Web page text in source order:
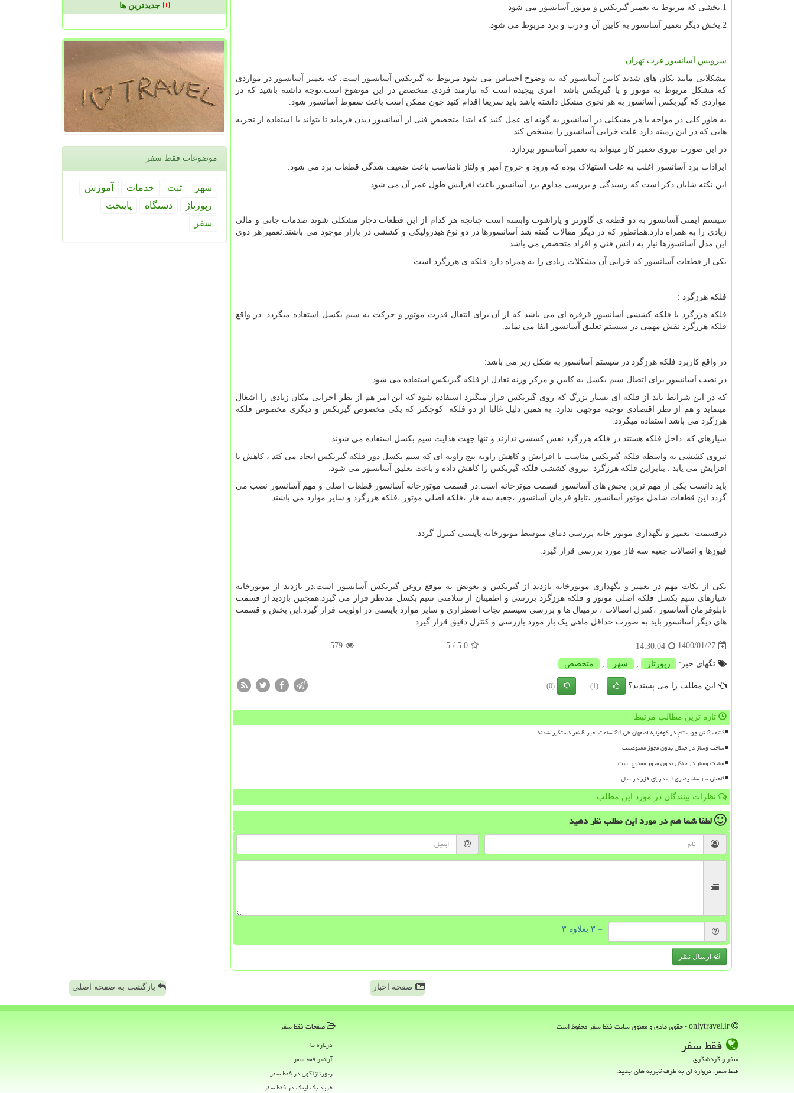
1.بخشی که مربوط به تعمیر گیربکس و موتور آسانسور می شود
2.بخش دیگر تعمیر آسانسور به کابین آن و درب و برد مربوط می شود.
سرویس آسانسور غرب تهران
مشکلاتی مانند تکان های شدید کابین آسانسور که به وضوح احساس می شود مربوط به گیربکس آسانسور است. که تعمیر آسانسور در مواردی
که مشکل مربوط به موتور و یا گیربکس باشد امری پیچیده است که نیازمند فردی متخصص در این موضوع است.توجه داشته باشید که در
مواردی که گیربکس آسانسور به هر نحوی مشکل داشته باشد باید سریعا اقدام کنید چون ممکن است باعث سقوط آسانسور شود.
به طور کلی در مواجه با هر مشکلی در آسانسور به گونه ای عمل کنید که ابتدا متخصص فنی از آسانسور دیدن فرماید تا بتواند با استفاده از تجربه
هایی که در این زمینه دارد علت خرابی آسانسور را مشخص کند.
در این صورت نیروی تعمیر کار میتواند به تعمیر آسانسور بپردازد.
ایرادات برد آسانسور اغلب به علت استهلاک بوده که ورود و خروج آمپر و ولتاژ نامناسب باعث ضعیف شدگی قطعات برد می شود.
این نکته شایان ذکر است که رسیدگی و بررسی مداوم برد آسانسور باعث افزایش طول عمر آن می شود.
سیستم ایمنی آسانسور به دو قطعه ی گاورنر و پاراشوت وابسته است چنانچه هر کدام از این قطعات دچار مشکلی شوند صدمات جانی و مالی
زیادی را به همراه دارد.همانطور که در دیگر مقالات گفته شد آسانسورها در دو نوع هیدرولیکی و کششی در بازار موجود می باشند.تعمیر هر دوی
این مدل آسانسورها نیاز به دانش فنی و افراد متخصص می باشد.
یکی از قطعات آسانسور که خرابی آن مشکلات زیادی را به همراه دارد فلکه ی هرزگرد است.
فلکه هرزگرد :
فلکه هرزگرد یا فلکه کششی آسانسور قرقره ای می باشد که از آن برای انتقال قدرت موتور و حرکت به سیم بکسل استفاده میگردد. در واقع
فلکه هرزگرد نقش مهمی در سیستم تعلیق آسانسور ایفا می نماید.
در واقع کاربرد فلکه هرزگرد در سیستم آسانسور به شکل زیر می باشد:
در نصب آسانسور برای اتصال سیم بکسل به کابین و مرکز وزنه تعادل از فلکه گیربکس استفاده می شود
که در این شرایط باید از فلکه ای بسیار بزرگ که روی گیربکس قرار میگیرد استفاده شود که این امر هم از نظر اجرایی مکان زیادی را اشغال
مینماید و هم از نظر اقتصادی توجیه موجهی ندارد. به همین دلیل غالبا از دو فلکه کوچکتر که یکی مخصوص گیربکس و دیگری مخصوص فلکه
هرزگرد می باشد استفاده میگردد.
شیارهای که داخل فلکه هستند در فلکه هرزگرد نقش کششی ندارند و تنها جهت هدایت سیم بکسل استفاده می شوند.
نیروی کششی به واسطه فلکه گیربکس مناسب با افزایش و کاهش زاویه پیج زاویه ای که سیم بکسل دور فلکه گیربکس ایجاد می کند ، کاهش یا
افزایش می یابد . بنابراین فلکه هرزگرد نیروی کششی فلکه گیربکس را کاهش داده و باعث تعلیق آسانسور می شود.
باید دانست یکی از مهم ترین بخش های آسانسور قسمت موترخانه است.در قسمت موتورخانه آسانسور قطعات اصلی و مهم آسانسور نصب می
گردد.این قطعات شامل موتور آسانسور ،تابلو فرمان آسانسور ،جعبه سه فاز ،فلکه اصلی موتور ،فلکه هرزگرد و سایر موارد می باشند.
درقسمت تعمیر و نگهداری موتور خانه بررسی دمای متوسط موتورخانه بایستی کنترل گردد.
فیوزها و اتصالات جعبه سه فاز مورد بررسی قرار گیرد.
یکی از نکات مهم در تعمبر و نگهداری موتورخانه بازدید از گیربکس و تعویض به موقع روغن گیربکس آسانسور است.در بازدید از موتورخانه
شیارهای سیم بکسل فلکه اصلی موتور و فلکه هرزگرد بررسی و اطمینان از سلامتی سیم بکسل مدنظر قرار می گیرد.همچنین بازدید از قسمت
تابلوفرمان آسانسور ،کنترل اتصالات ، ترمینال ها و بررسی سیستم نجات اضطراری و سایر موارد بایستی در اولویت قرار گیرد.این بخش و قسمت
های دیگر آسانسور باید به صورت حداقل ماهی یک بار مورد بازرسی و کنترل دقیق قرار گیرد.
1400/01/27
14:30:04
5.0
/ 5
579
تگهای خبر: رپورتاژ شهر متخصص
این مطلب را می پسندید؟ (1)
(0)
تازه ترین مطالب مرتبط
کشف 2 تن چوب تاغ در کوهپایه اصفهان طی 24 ساعت اخیر 8 نفر دستگیر شدند
ساخت وساز در جنگل بدون مجوز ممنوعست
ساخت وساز در جنگل بدون مجوز ممنوع است
کاهش ۲۰ سانتیمتری آب دریای خزر در سال
نظرات بینندگان در مورد این مطلب
لطفا شما همدر مورد این مطلبنظر دهید
= ۳ بعلاوه ۳
ارسال نظر
جدیدترین ها
موضوعات فقط سفر
شهر ثبت خدمات
آموزش
رپورتاژ
دستگاه
پایتخت
سفر
صفحه اخبار بازگشت به صفحه اصلی
فقط سفر
سفر و گردشگری
فقط سفر، دروازه ای به طرف تجربه های جدید.
صفحات فقط سفر
درباره ما
آرشیو فقط سفر
رپورتاژآگهی در فقط سفر
خرید بک لینک در فقط سفر